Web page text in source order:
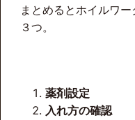
まとめるとホイルワ
３つ。
薬剤設定
入れ方の確認